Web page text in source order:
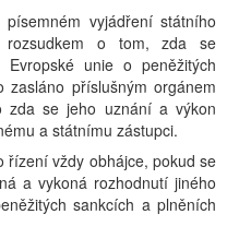
vyjádření státního
rozsudkem o tom, zda se
unie o peněžitých
příslušným orgánem
zda se jeho uznání a výkon
a státnímu zástupci.
řízení vždy obhájce, pokud se
a vykoná rozhodnutí jiného
sankcích a plněních